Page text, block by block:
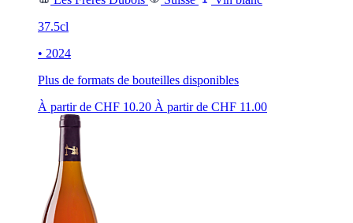
37.5cl
• 2024
Plus de formats de bouteilles disponibles
À partir de CHF 10.20 À partir de CHF 11.00